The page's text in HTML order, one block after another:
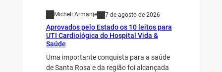
Micheli Armanje 7 de agosto de 2026
Aprovados pelo Estado os 10 leitos para
UTI Cardiológica do Hospital Vida &
Saúde
Uma importante conquista para a saúde
de Santa Rosa e da região foi alcançada